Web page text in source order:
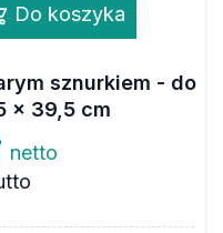
Do koszyka
sznurkiem - do
x 39,5 cm
netto